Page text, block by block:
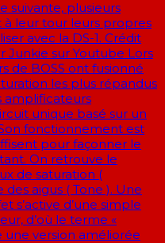
suivante, plusieurs
leur tour leurs propres
avec la DS-1. Crédit
Junkie sur Youtube Lors
de BOSS ont fusionné
les plus répandus
amplificateurs
unique basé sur un
fonctionnement est
pour façonner le
On retrouve le
de saturation (
aigus ( Tone ). Une
s’active d’une simple
d’où le terme «
une version améliorée